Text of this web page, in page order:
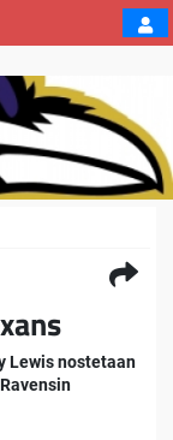
Lewis nostetaan